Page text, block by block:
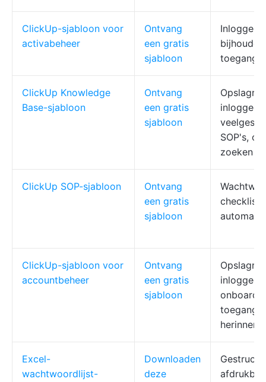
ClickUp-sjabloon voor
activabeheer
Ontvang
een gratis
sjabloon
ClickUp Knowledge
Base-sjabloon
Ontvang
een gratis
sjabloon
SOP's,
zoeken
ClickUp SOP-sjabloon
Ontvang
een gratis
sjabloon
checklist,
ClickUp-sjabloon voor
accountbeheer
Ontvang
een gratis
sjabloon
Excel-
wachtwoordlijst-
Downloaden
deze